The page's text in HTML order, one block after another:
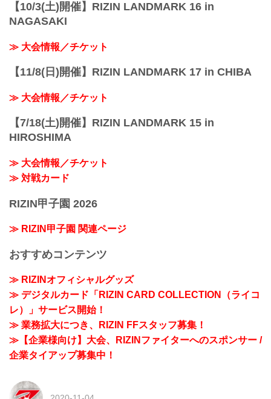
【10/3(土)開催】RIZIN LANDMARK 16 in
NAGASAKI
≫ 大会情報／チケット
【11/8(日)開催】RIZIN LANDMARK 17 in CHIBA
≫ 大会情報／チケット
【7/18(土)開催】RIZIN LANDMARK 15 in
HIROSHIMA
≫ 大会情報／チケット
≫ 対戦カード
RIZIN甲子園 2026
≫ RIZIN甲子園 関連ページ
おすすめコンテンツ
≫ RIZINオフィシャルグッズ
≫ デジタルカード「RIZIN CARD COLLECTION（ライコ
レ）」サービス開始！
≫ 業務拡大につき、RIZIN FFスタッフ募集！
≫【企業様向け】大会、RIZINファイターへのスポンサー /
企業タイアップ募集中！